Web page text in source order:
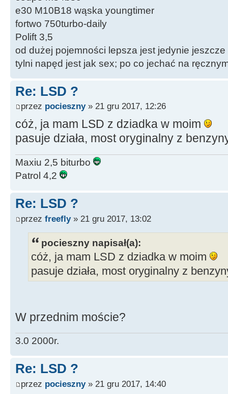
e30 M10B18 wąska youngtimer
fortwo 750turbo-daily
Polift 3,5
od dużej pojemności lepsza jest jedynie jeszcze
tylni napęd jest jak sex; po co jechać na
Re: LSD ?
przez pocieszny» 21 gru 2017, 12:26
cóż, ja mam LSD z dziadka w moim
pasuje działa, most oryginalny z
Maxiu 2,5 biturbo
Patrol 4,2
Re: LSD ?
przez freefly» 21 gru 2017, 13:02
pocieszny napisał(a):
cóż, ja mam LSD z dziadka w moim
pasuje działa, most oryginalny z
W przednim moście?
3.0 2000r.
Re: LSD ?
przez pocieszny» 21 gru 2017, 14:40